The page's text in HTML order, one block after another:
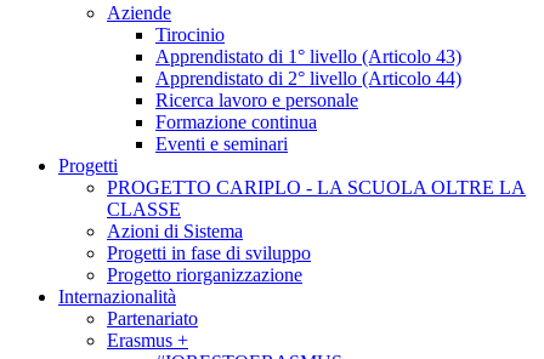
Aziende
Tirocinio
Apprendistato di 1° livello (Articolo 43)
Apprendistato di 2° livello (Articolo 44)
Ricerca lavoro e personale
Formazione continua
Eventi e seminari
Progetti
PROGETTO CARIPLO - LA SCUOLA OLTRE LA
CLASSE
Azioni di Sistema
Progetti in fase di sviluppo
Progetto riorganizzazione
Internazionalità
Partenariato
Erasmus +